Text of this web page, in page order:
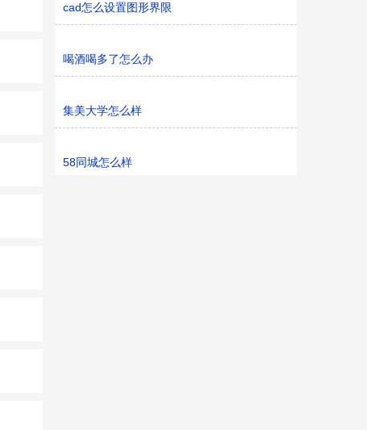
cad怎么设置图形界限
喝酒喝多了怎么办
集美大学怎么样
58同城怎么样